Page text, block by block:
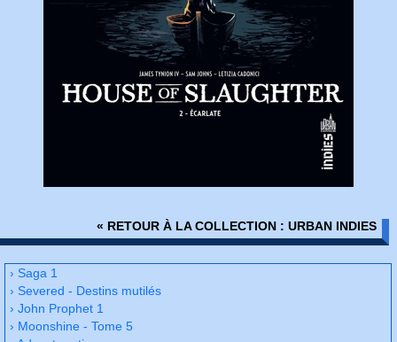
« RETOUR À LA COLLECTION : URBAN INDIES
› Saga 1
› Severed - Destins mutilés
› John Prophet 1
› Moonshine - Tome 5